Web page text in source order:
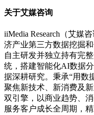
关于艾媒咨询
iiMedia Research（艾媒
济产业第三方数据挖掘
自主研发并独立持有完
统，搭建智能化AI数据
据深耕研究。秉承“用数
聚焦新技术、新消费及
双引擎，以商业趋势、
服务客户成长全周期，